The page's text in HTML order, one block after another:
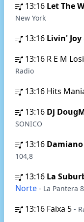
13:16 Let The
New York
13:16 Livin' Joy
13:16 R E M
Radio
13:16 Hits
13:16 Dj
SONICO
13:16
104,8
13:16 La
Norte - La Pantera
13:16 Faixa 5 -